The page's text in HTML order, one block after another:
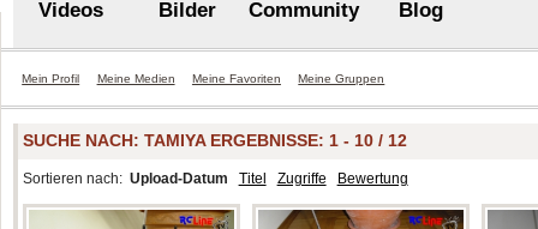
Videos Bilder Community Blog
Mein Profil Meine Medien Meine Favoriten Meine Gruppen
SUCHE NACH:TAMIYA ERGEBNISSE: 1 - 10 / 12
Sortieren nach: Upload-Datum Titel Zugriffe Bewertung